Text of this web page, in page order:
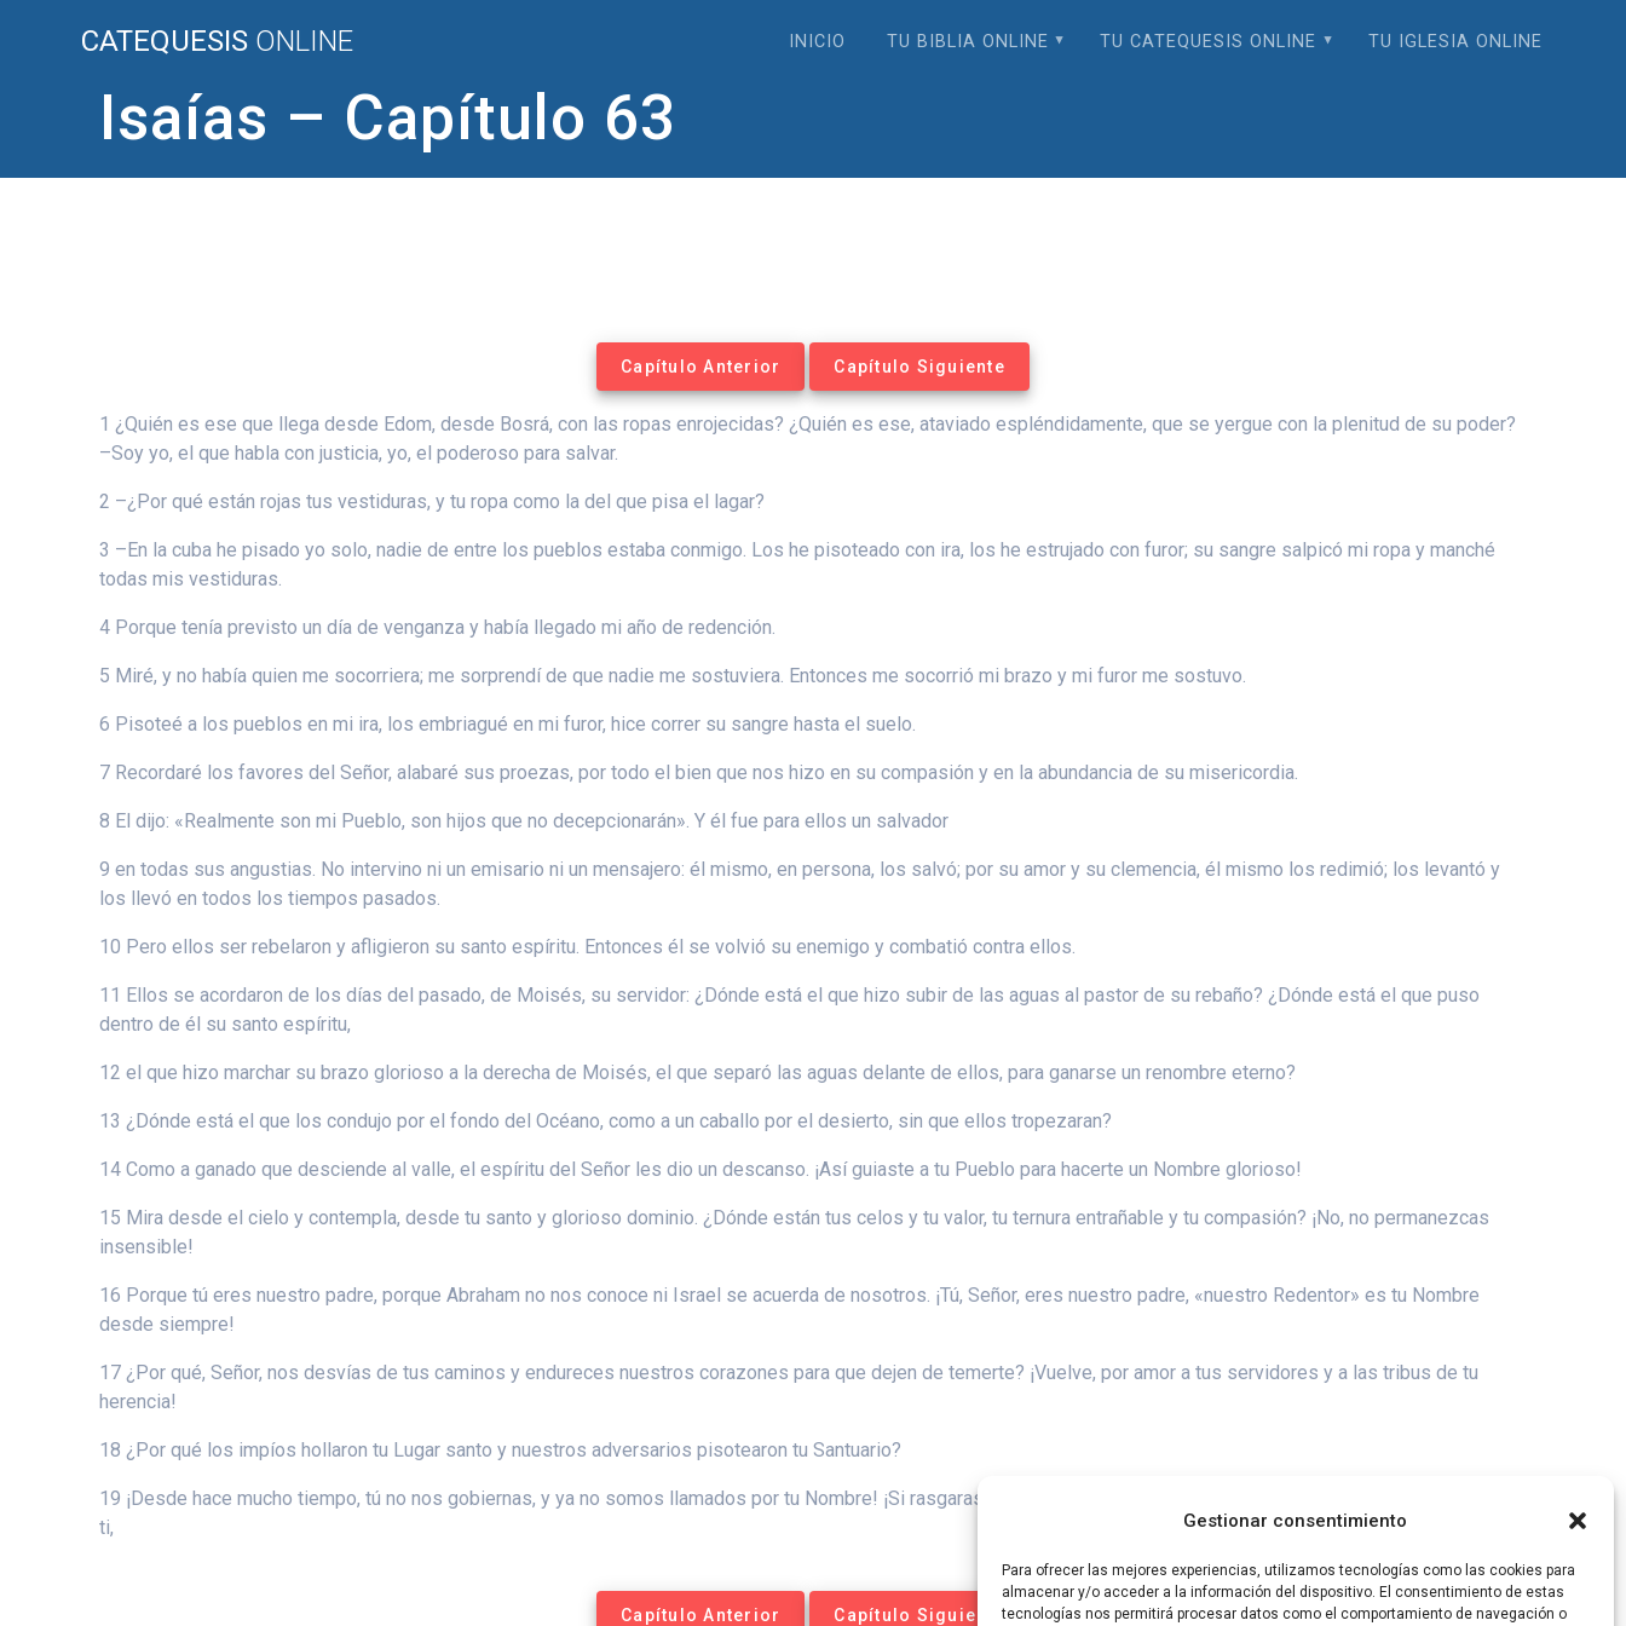
Gestionar consentimiento
Para ofrecer las mejores experiencias, utilizamos tecnologías como las cookies para
almacenar y/o acceder a la información del dispositivo. El consentimiento de estas
tecnologías nos permitirá procesar datos como el comportamiento de navegación o
CATEQUESIS ONLINE INICIO TU BIBLIA ONLINE TU CATEQUESIS ONLINE TU IGLESIA ONLINE
Isaías – Capítulo 63
Capítulo Anterior Capítulo Siguiente
1 ¿Quién es ese que llega desde Edom, desde Bosrá, con las ropas enrojecidas? ¿Quién es ese, ataviado espléndidamente, que se yergue con la plenitud de su poder?
–Soy yo, el que habla con justicia, yo, el poderoso para salvar.
2 –¿Por qué están rojas tus vestiduras, y tu ropa como la del que pisa el lagar?
3 –En la cuba he pisado yo solo, nadie de entre los pueblos estaba conmigo. Los he pisoteado con ira, los he estrujado con furor; su sangre salpicó mi ropa y manché
todas mis vestiduras.
4 Porque tenía previsto un día de venganza y había llegado mi año de redención.
5 Miré, y no había quien me socorriera; me sorprendí de que nadie me sostuviera. Entonces me socorrió mi brazo y mi furor me sostuvo.
6 Pisoteé a los pueblos en mi ira, los embriagué en mi furor, hice correr su sangre hasta el suelo.
7 Recordaré los favores del Señor, alabaré sus proezas, por todo el bien que nos hizo en su compasión y en la abundancia de su misericordia.
8 El dijo: «Realmente son mi Pueblo, son hijos que no decepcionarán». Y él fue para ellos un salvador
9 en todas sus angustias. No intervino ni un emisario ni un mensajero: él mismo, en persona, los salvó; por su amor y su clemencia, él mismo los redimió; los levantó y
los llevó en todos los tiempos pasados.
10 Pero ellos ser rebelaron y afligieron su santo espíritu. Entonces él se volvió su enemigo y combatió contra ellos.
11 Ellos se acordaron de los días del pasado, de Moisés, su servidor: ¿Dónde está el que hizo subir de las aguas al pastor de su rebaño? ¿Dónde está el que puso
dentro de él su santo espíritu,
12 el que hizo marchar su brazo glorioso a la derecha de Moisés, el que separó las aguas delante de ellos, para ganarse un renombre eterno?
13 ¿Dónde está el que los condujo por el fondo del Océano, como a un caballo por el desierto, sin que ellos tropezaran?
14 Como a ganado que desciende al valle, el espíritu del Señor les dio un descanso. ¡Así guiaste a tu Pueblo para hacerte un Nombre glorioso!
15 Mira desde el cielo y contempla, desde tu santo y glorioso dominio. ¿Dónde están tus celos y tu valor, tu ternura entrañable y tu compasión? ¡No, no permanezcas
insensible!
16 Porque tú eres nuestro padre, porque Abraham no nos conoce ni Israel se acuerda de nosotros. ¡Tú, Señor, eres nuestro padre, «nuestro Redentor» es tu Nombre
desde siempre!
17 ¿Por qué, Señor, nos desvías de tus caminos y endureces nuestros corazones para que dejen de temerte? ¡Vuelve, por amor a tus servidores y a las tribus de tu
herencia!
18 ¿Por qué los impíos hollaron tu Lugar santo y nuestros adversarios pisotearon tu Santuario?
19 ¡Desde hace mucho tiempo, tú no nos gobiernas, y ya no somos llamados por tu Nombre! ¡Si rasgaras el cielo y descendieras las montañas se disolverían delante de
ti,
Capítulo Anterior Capítulo Siguiente